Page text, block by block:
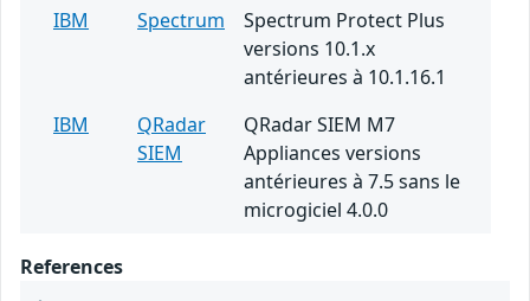
IBM Spectrum
Spectrum Protect Plus
versions 10.1.x
antérieures à 10.1.16.1
IBM
QRadar
SIEM
QRadar SIEM M7
Appliances versions
antérieures à 7.5 sans le
microgiciel 4.0.0
References